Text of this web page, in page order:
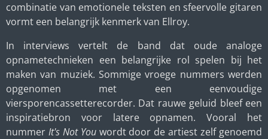
combinatie van emotionele teksten en sfeervolle gitaren
vormt een belangrijk kenmerk van Ellroy.
In interviews vertelt de band dat oude analoge
opnametechnieken een belangrijke rol spelen bij het
maken van muziek. Sommige vroege nummers werden
opgenomen met een eenvoudige
viersporencassetterecorder. Dat rauwe geluid bleef een
inspiratiebron voor latere opnamen. Vooral het
nummer It's Not Youwordt door de artiest zelf genoemd